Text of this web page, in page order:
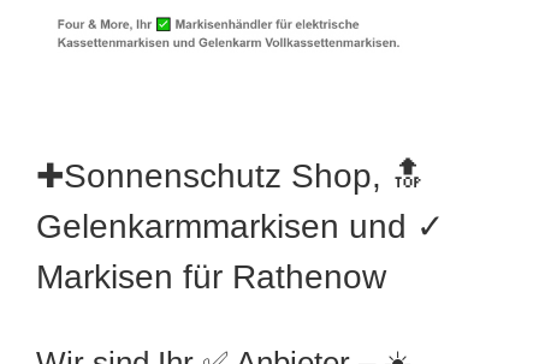
✚Sonnenschutz Shop, 🔝
Gelenkarmmarkisen und ✓
Markisen für Rathenow